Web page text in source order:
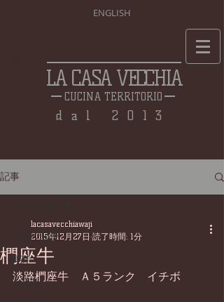
ENGLISH
LA CASA VECCHIA
CUCINA TERRITORIO
dal 2013
記事
全ての記事
食材
仕込み
椚座牛
lacasavecchiawaji
2015年12月27日 読了時間: 1分
淡路椚座牛　Ａ５ランク　イチボ